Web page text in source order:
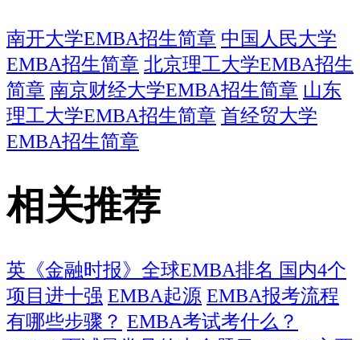
南开大学EMBA招生简章 中国人民大学
EMBA招生简章 北京理工大学EMBA招生
简章 南京财经大学EMBA招生简章 山东
理工大学EMBA招生简章 首经贸大学
EMBA招生简章
相关推荐
英《金融时报》全球EMBA排名 国内4个
项目进十强 EMBA起源 EMBA报考流程
有哪些步骤？ EMBA考试考什么？